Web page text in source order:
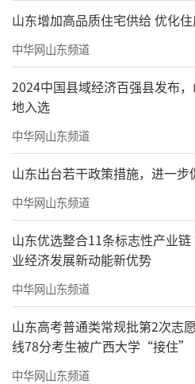
山东增加高品质住宅供给 优化
中华网山东频道
2024中国县域经济百强县发布
地入选
中华网山东频道
山东出台若干政策措施，进一
中华网山东频道
山东优选整合11条标志性产业链
业经济发展新动能新优势
中华网山东频道
山东高考普通类常规批第2次志
线78分考生被广西大学“接住”
中华网山东频道